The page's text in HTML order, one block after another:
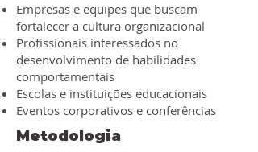
Empresas e equipes que buscam
fortalecer a cultura organizacional
Profissionais interessados no
desenvolvimento de habilidades
comportamentais
Escolas e instituições educacionais
Eventos corporativos e conferências
Metodologia